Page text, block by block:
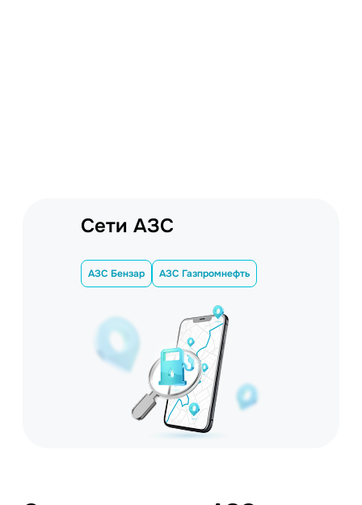
Сети АЗС
АЗС Бензар АЗС Газпромнефть